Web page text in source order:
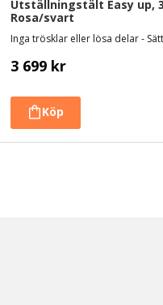
Utställningstält Easy up,
Rosa/svart
3 699 kr